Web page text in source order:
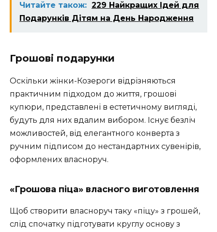
Читайте також: 229 Найкращих Ідей для
Подарунків Дітям на День Народження
Грошові подарунки
Оскільки жінки-Козероги відрізняються
практичним підходом до життя, грошові
купюри, представлені в естетичному вигляді,
будуть для них вдалим вибором. Існує безліч
можливостей, від елегантного конверта з
ручним підписом до нестандартних сувенірів,
оформлених власноруч.
«Грошова піца» власного виготовлення
Щоб створити власноруч таку «піцу» з грошей,
слід спочатку підготувати круглу основу з